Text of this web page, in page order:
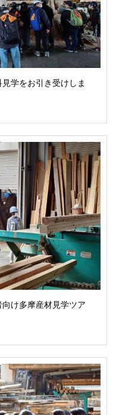
学をお引き受けしま
け多摩産材見学ツア